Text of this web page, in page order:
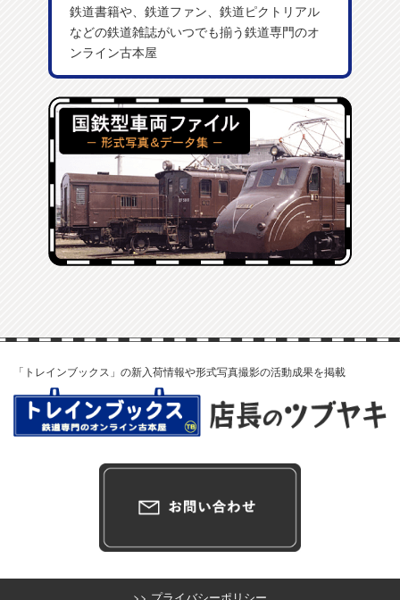
鉄道書籍や、鉄道ファン、鉄道ピクトリアル
などの鉄道雑誌がいつでも揃う鉄道専門のオ
ンライン古本屋
「トレインブックス」の新入荷情報や形式写真撮影の活動成果を掲載